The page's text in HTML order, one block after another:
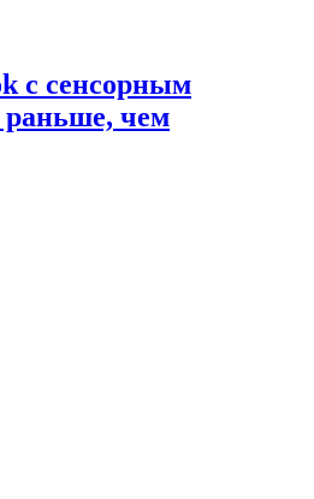
с сенсорным
раньше, чем